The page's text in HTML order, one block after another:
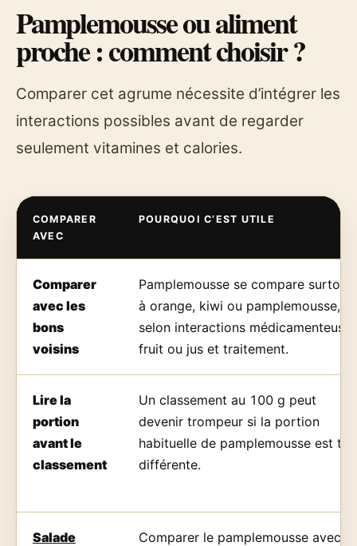
Pamplemousse ou aliment
proche : comment choisir ?
Comparer cet agrume nécessite d’intégrer les
interactions possibles avant de regarder
seulement vitamines et calories.
COMPARER
AVEC
POURQUOI C’EST UTILE
Comparer
avec les
bons
voisins
Pamplemousse se compare surtout
à orange, kiwi ou pamplemousse,
selon interactions
fruit ou jus et traitement.
Lire la
portion
avant le
classement
Un classement au 100 g peut
devenir trompeur si la portion
habituelle de pamplemousse est
différente.
Salade
Comparer le pamplemousse avec la